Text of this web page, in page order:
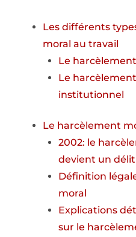
Les différents
moral au travail
Le
Le
institutionnel
Le harcèlement
2002: le
devient un délit
Définition
moral
Explications
sur le